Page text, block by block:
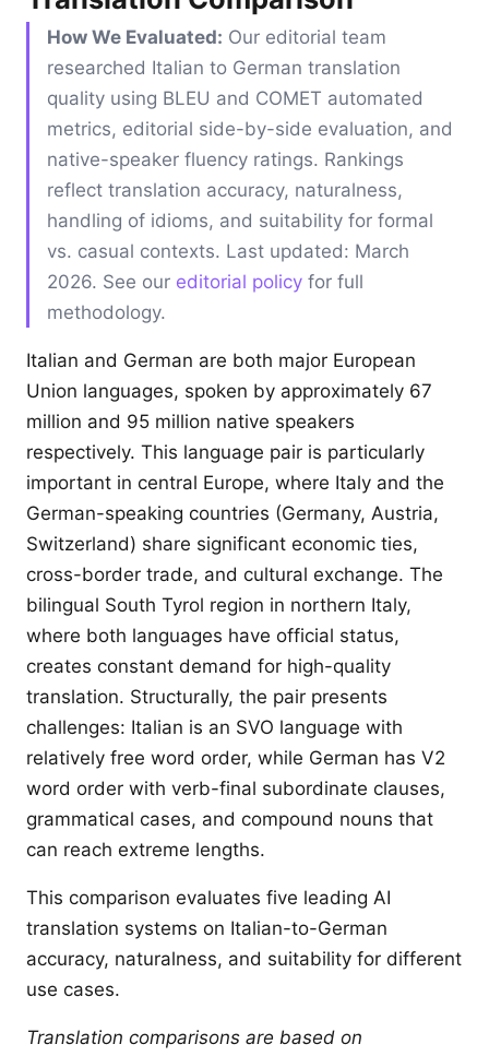
How We Evaluated: Our editorial team
researched Italian to German translation
quality using BLEU and COMET automated
metrics, editorial side-by-side evaluation, and
native-speaker fluency ratings. Rankings
reflect translation accuracy, naturalness,
handling of idioms, and suitability for formal
vs. casual contexts. Last updated: March
2026. See our editorial policy for full
methodology.
Italian and German are both major European
Union languages, spoken by approximately 67
million and 95 million native speakers
respectively. This language pair is particularly
important in central Europe, where Italy and the
German-speaking countries (Germany, Austria,
Switzerland) share significant economic ties,
cross-border trade, and cultural exchange. The
bilingual South Tyrol region in northern Italy,
where both languages have official status,
creates constant demand for high-quality
translation. Structurally, the pair presents
challenges: Italian is an SVO language with
relatively free word order, while German has V2
word order with verb-final subordinate clauses,
grammatical cases, and compound nouns that
can reach extreme lengths.
This comparison evaluates five leading AI
translation systems on Italian-to-German
accuracy, naturalness, and suitability for different
use cases.
Translation comparisons are based on